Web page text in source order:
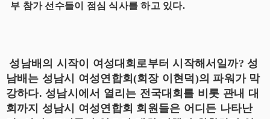
부 참가 선수들이 점심 식사를 하고 있다.
성남배의 시작이 여성대회로부터 시작해서일까? 성
남배는 성남시 여성연합회(회장 이현덕)의 파워가 막
강하다. 성남시에서 열리는 전국대회를 비롯 관내 대
회까지 성남시 여성연합회 회원들은 어디든 나타난